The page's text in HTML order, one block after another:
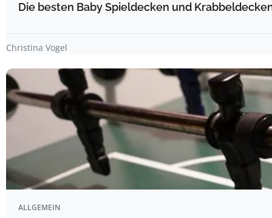
Die besten Baby Spieldecken und
Christina Vogel
ALLGEMEIN